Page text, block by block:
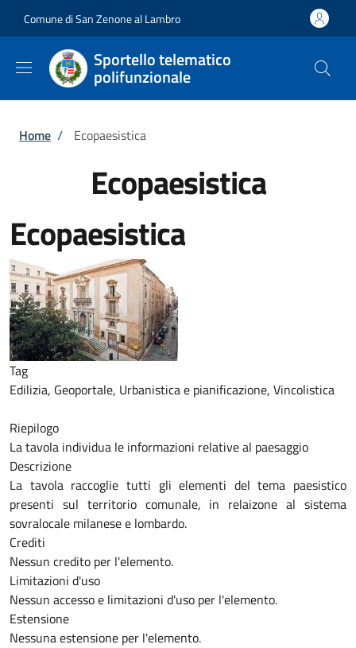
Comune di San Zenone al Lambro
Sportello telematico
polifunzionale
Briciole di pane
Home / Ecopaesistica
Ecopaesistica
Ecopaesistica
Tag
Edilizia, Geoportale, Urbanistica e pianificazione, Vincolistica
Riepilogo
La tavola individua le informazioni relative al paesaggio
Descrizione
La tavola raccoglie tutti gli elementi del tema paesistico
presenti sul territorio comunale, in relaizone al sistema
sovralocale milanese e lombardo.
Crediti
Nessun credito per l'elemento.
Limitazioni d'uso
Nessun accesso e limitazioni d'uso per l'elemento.
Estensione
Nessuna estensione per l'elemento.